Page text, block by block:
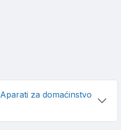
Aparati za domaćinstvo